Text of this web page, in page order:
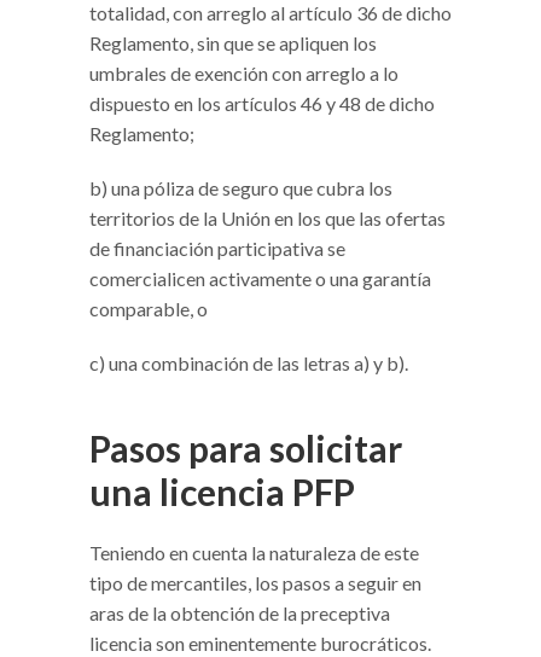
totalidad, con arreglo al artículo 36 de dicho
Reglamento, sin que se apliquen los
umbrales de exención con arreglo a lo
dispuesto en los artículos 46 y 48 de dicho
Reglamento;
b) una póliza de seguro que cubra los
territorios de la Unión en los que las ofertas
de financiación participativa se
comercialicen activamente o una garantía
comparable, o
c) una combinación de las letras a) y b).
Pasos para solicitar
una licencia PFP
Teniendo en cuenta la naturaleza de este
tipo de mercantiles, los pasos a seguir en
aras de la obtención de la preceptiva
licencia son eminentemente burocráticos.